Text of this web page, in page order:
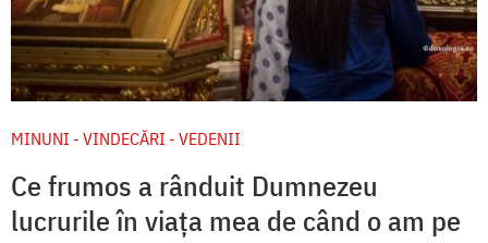
MINUNI - VINDECĂRI - VEDENII
Ce frumos a rânduit Dumnezeu
lucrurile în viața mea de când o am pe